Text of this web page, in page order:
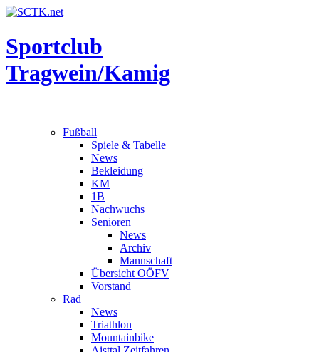
Sportclub
Tragwein/Kamig
Fußball
Spiele & Tabelle
News
Bekleidung
KM
1B
Nachwuchs
Senioren
News
Archiv
Mannschaft
Übersicht OÖFV
Vorstand
Rad
News
Triathlon
Mountainbike